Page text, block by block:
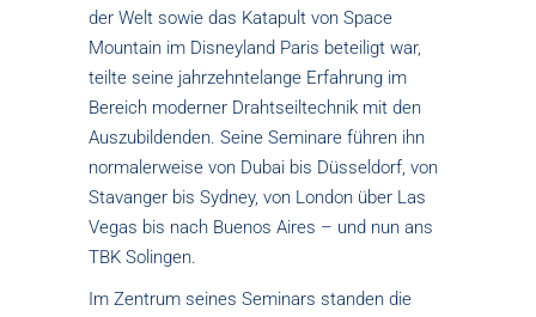
der Welt sowie das Katapult von Space
Mountain im Disneyland Paris beteiligt war,
teilte seine jahrzehntelange Erfahrung im
Bereich moderner Drahtseiltechnik mit den
Auszubildenden. Seine Seminare führen ihn
normalerweise von Dubai bis Düsseldorf, von
Stavanger bis Sydney, von London über Las
Vegas bis nach Buenos Aires – und nun ans
TBK Solingen.
Im Zentrum seines Seminars standen die